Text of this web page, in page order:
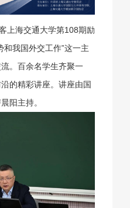
上海交通大学第108期励
和我国外交工作”这一主
。百余名学生齐聚一
的精彩讲座。讲座由国
阳主持。